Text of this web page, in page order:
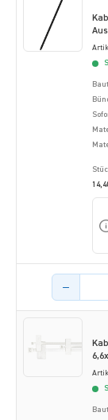
Menge des